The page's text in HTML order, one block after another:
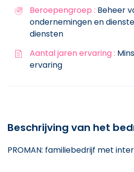
Beroepengroep : Beheer
ondernemingen en
diensten
Aantal jaren ervaring :
ervaring
Beschrijving van het
PROMAN: familiebedrijf met